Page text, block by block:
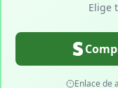
Elige
Enlace de